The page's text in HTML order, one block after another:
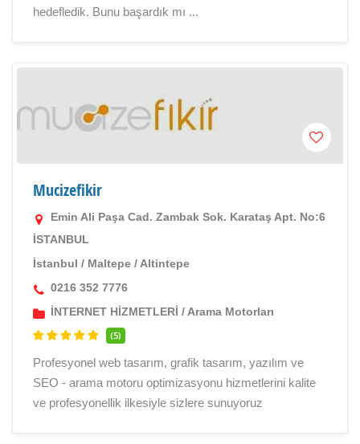
hedefledik. Bunu başardık mı ...
Mucizefikir
Emin Ali Paşa Cad. Zambak Sok. Karataş Apt. No:6
İSTANBUL
İstanbul / Maltepe / Altintepe
0216 352 7776
İNTERNET HİZMETLERİ / Arama Motorları
(5)
Profesyonel web tasarım, grafik tasarım, yazılım ve
SEO - arama motoru optimizasyonu hizmetlerini kalite
ve profesyonellik ilkesiyle sizlere sunuyoruz